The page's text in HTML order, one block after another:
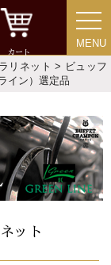
カート
MENU
MENU
リネット > ビュッフ
イン）選定品
ット